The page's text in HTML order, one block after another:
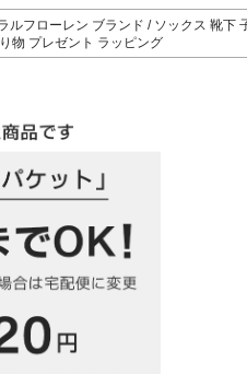
ルフローレン ブランド / ソックス 靴下
物 プレゼント ラッピング